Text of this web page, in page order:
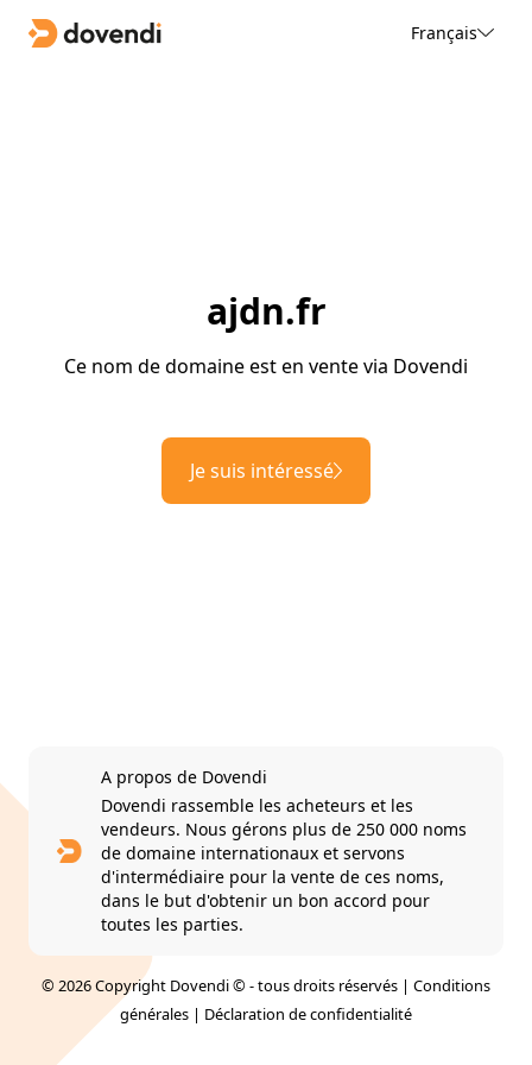
Français
ajdn.fr
Ce nom de domaine est en vente via Dovendi
Je suis intéressé
A propos de Dovendi
Dovendi rassemble les acheteurs et les
vendeurs. Nous gérons plus de 250 000 noms
de domaine internationaux et servons
d'intermédiaire pour la vente de ces noms,
dans le but d'obtenir un bon accord pour
toutes les parties.
© 2026 Copyright Dovendi © - tous droits réservés | Conditions
générales | Déclaration de confidentialité